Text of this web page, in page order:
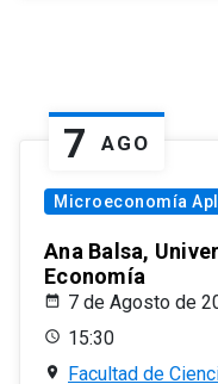
7 AGO
Microeconomía
Ana Balsa,
Economía
7 de Agosto de
15:30
Facultad de